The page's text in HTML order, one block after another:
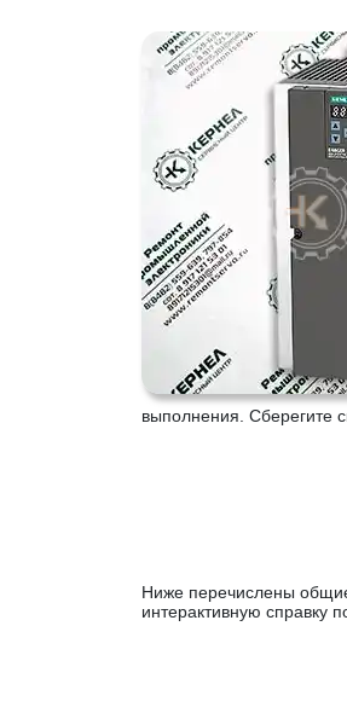
выполнения. Сберегите
Ниже перечислены
интерактивную справку